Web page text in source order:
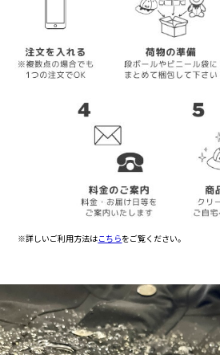
※詳しいご利用方法はこちらをご覧ください。